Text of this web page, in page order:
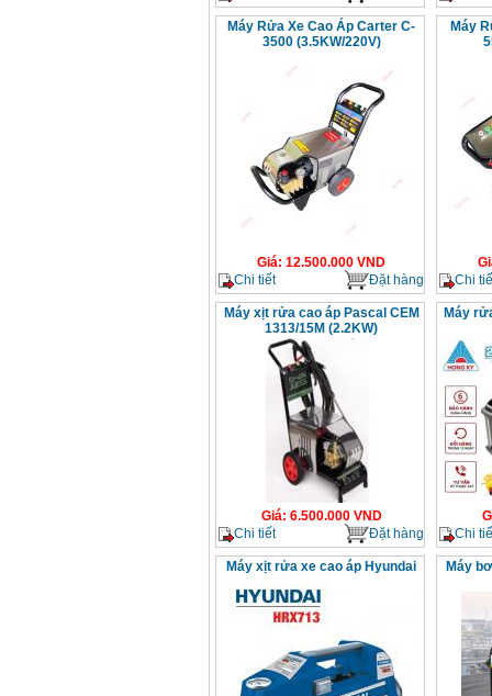
Máy Rửa Xe Cao Áp Carter C-
3500 (3.5KW/220V)
Giá: 12.500.000 VND
Chi tiết
Đặt hàng
Máy
Chi
Máy xịt rửa cao áp Pascal CEM
1313/15M (2.2KW)
Giá: 6.500.000VND
Chi tiết
Đặt hàng
Máy
Chi
Máy xịt rửa xe cao áp Hyundai Máy